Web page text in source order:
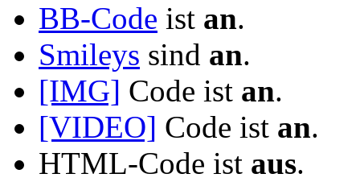
BB-Code ist an.
Smileys sind an.
[IMG] Code ist an.
[VIDEO] Code ist an.
HTML-Code ist aus.